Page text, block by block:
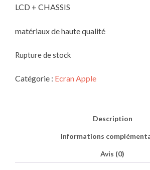
LCD + CHASSIS
matériaux de haute qualité
Rupture de stock
Catégorie : Ecran Apple
Description
Informations
Avis (0)